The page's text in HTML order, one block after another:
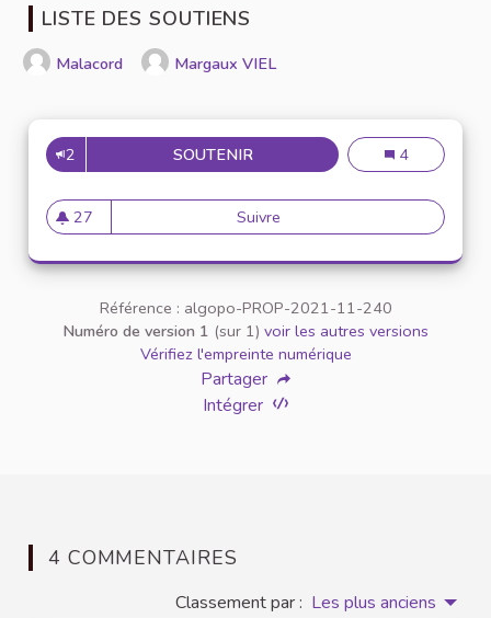
LISTE DES SOUTIENS
Malacord Margaux VIEL
2 SOUTENIRS’ASSURER QUE LESS’assurer
4
27
27 abonnés
Suivre S’assurer que les
Référence : algopo-PROP-2021-11-240
Numéro de version 1 (sur 1) voir les autres versions
Vérifiez l'empreinte numérique
Partager
Intégrer
4 COMMENTAIRES
Classement par : Les plus anciens